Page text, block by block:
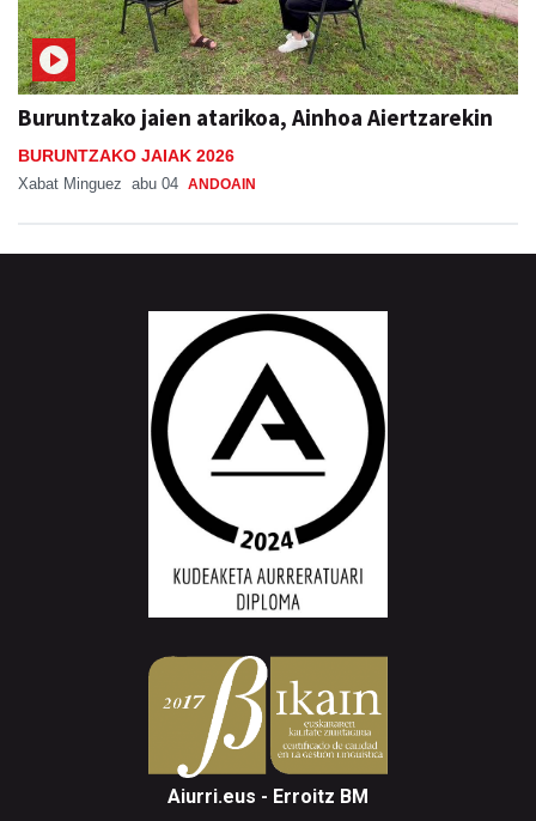
Buruntzako jaien atarikoa, Ainhoa Aiertzarekin
BURUNTZAKO JAIAK 2026
Xabat Minguez abu 04 ANDOAIN
Aiurri.eus - Erroitz BM